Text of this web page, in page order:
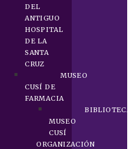
DEL
ANTIGUO
HOSPITAL
DE LA
SANTA
CRUZ
MUSEO
CUSÍ DE
FARMACIA
BIBLIOTECA
MUSEO
CUSÍ
ORGANIZACIÓN